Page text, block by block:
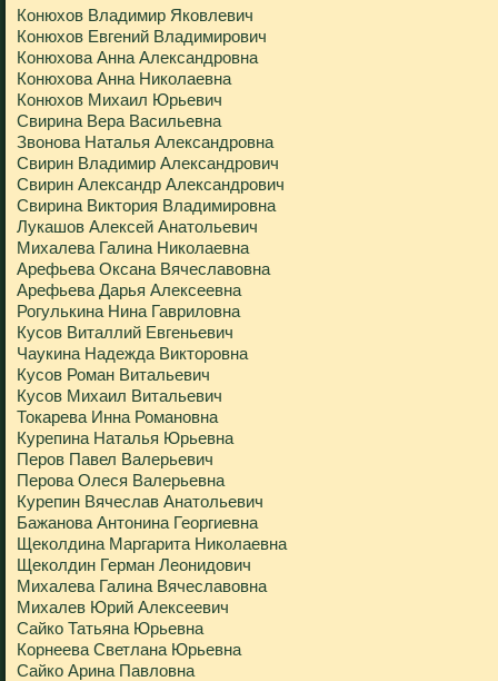
Конюхов Владимир Яковлевич
Конюхов Евгений Владимирович
Конюхова Анна Александровна
Конюхова Анна Николаевна
Конюхов Михаил Юрьевич
Свирина Вера Васильевна
Звонова Наталья Александровна
Свирин Владимир Александрович
Свирин Александр Александрович
Свирина Виктория Владимировна
Лукашов Алексей Анатольевич
Михалева Галина Николаевна
Арефьева Оксана Вячеславовна
Арефьева Дарья Алексеевна
Рогулькина Нина Гавриловна
Кусов Виталлий Евгеньевич
Чаукина Надежда Викторовна
Кусов Роман Витальевич
Кусов Михаил Витальевич
Токарева Инна Романовна
Курепина Наталья Юрьевна
Перов Павел Валерьевич
Перова Олеся Валерьевна
Курепин Вячеслав Анатольевич
Бажанова Антонина Георгиевна
Щеколдина Маргарита Николаевна
Щеколдин Герман Леонидович
Михалева Галина Вячеславовна
Михалев Юрий Алексеевич
Сайко Татьяна Юрьевна
Корнеева Светлана Юрьевна
Сайко Арина Павловна